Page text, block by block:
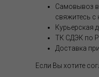
Самовывоз в
свяжитесь с
Курьерская
ТК СДЭК по
Доставка
Если Вы хотите